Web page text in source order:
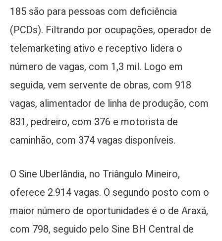
185 são para pessoas com deficiência
(PCDs). Filtrando por ocupações, operador de
telemarketing ativo e receptivo lidera o
número de vagas, com 1,3 mil. Logo em
seguida, vem servente de obras, com 918
vagas, alimentador de linha de produção, com
831, pedreiro, com 376 e motorista de
caminhão, com 374 vagas disponíveis.
O Sine Uberlândia, no Triângulo Mineiro,
oferece 2.914 vagas. O segundo posto com o
maior número de oportunidades é o de Araxá,
com 798, seguido pelo Sine BH Central de